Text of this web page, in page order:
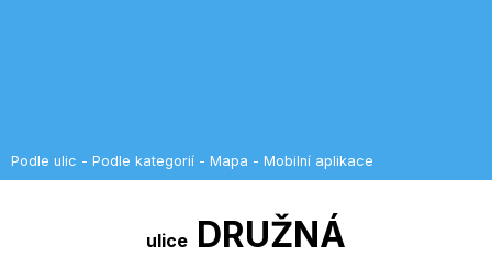
Podle ulic - Podle kategorií - Mapa - Mobilní aplikace
ulice DRUŽNÁ